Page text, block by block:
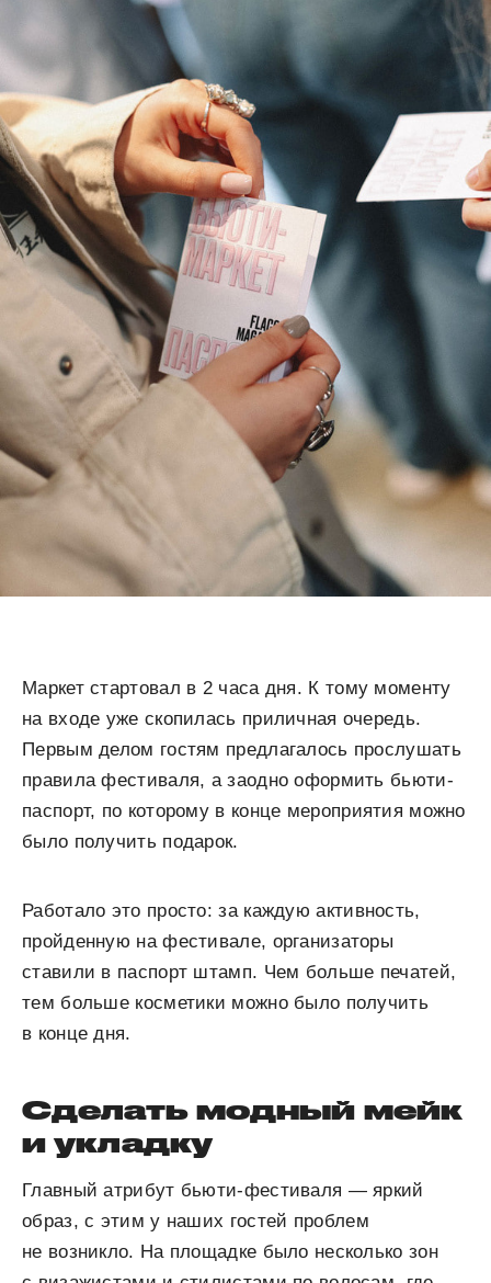
Маркет стартовал в 2 часа дня. К тому моменту
на входе уже скопилась приличная очередь.
Первым делом гостям предлагалось прослушать
правила фестиваля, а заодно оформить бьюти-
паспорт, по которому в конце мероприятия можно
было получить подарок.
Работало это просто: за каждую активность,
пройденную на фестивале, организаторы
ставили в паспорт штамп. Чем больше печатей,
тем больше косметики можно было получить
в конце дня.
Сделать модный мейк
и укладку
Главный атрибут бьюти-фестиваля — яркий
образ, с этим у наших гостей проблем
не возникло. На площадке было несколько зон